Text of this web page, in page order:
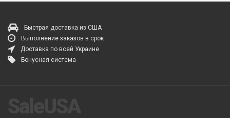
Быстрая доставка из США
Выполнение заказов в срок
Доставка по всей Украине
Бонусная система